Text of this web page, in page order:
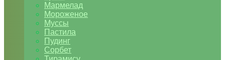
Мармелад
Мороженое
Муссы
Пастила
Пудинг
Сорбет